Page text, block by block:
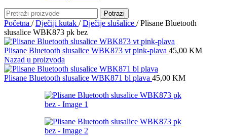
Potrazi
Početna / Dječiji kutak / Dječije slušalice / Plisane Bluetooth
slusalice WBK873 pk bez
Plisane Bluetooth slusalice WBK873 vt pink-plava 45,00 KM
Nazad u proizvoda
Plisane Bluetooth slusalice WBK871 bl plava 45,00 KM